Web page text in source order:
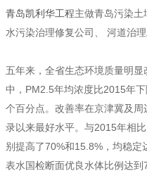
青岛凯利华工程主做青岛污染
水污染治理修复公司、 河道治理
五年来，全省生态环境质量明
中，PM2.5年均浓度比2015年
个百分点。改善率在京津冀及
录以来最好水平。与2015年相
别提高了70%和15.8%，均稳
表水国检断面优良水体比例达